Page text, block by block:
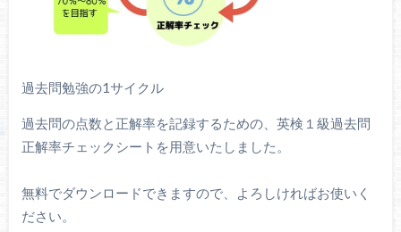
過去問勉強の1サイクル
過去問の点数と正解率を記録するための、英検１級過去問
正解率チェックシートを用意いたしました。
無料でダウンロードできますので、よろしければお使いく
ださい。